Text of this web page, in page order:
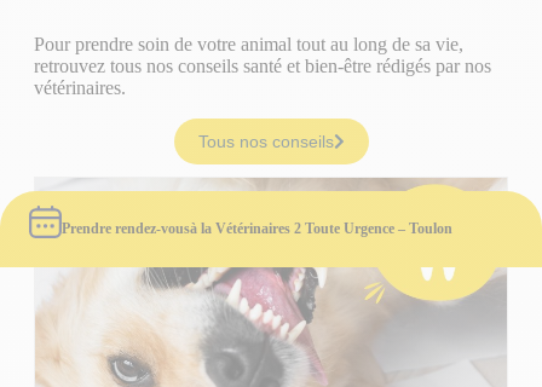
Prendre rendez-vousà la Vétérinaires 2 Toute Urgence – Toulon
Pour prendre soin de votre animal tout au long de sa vie,
retrouvez tous nos conseils santé et bien-être rédigés par nos
vétérinaires.
Tous nos conseils